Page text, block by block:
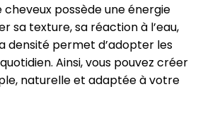
possède une énergie
sa texture, sa réaction à l’eau,
densité permet d’adopter les
Ainsi, vous pouvez créer
naturelle et adaptée à votre